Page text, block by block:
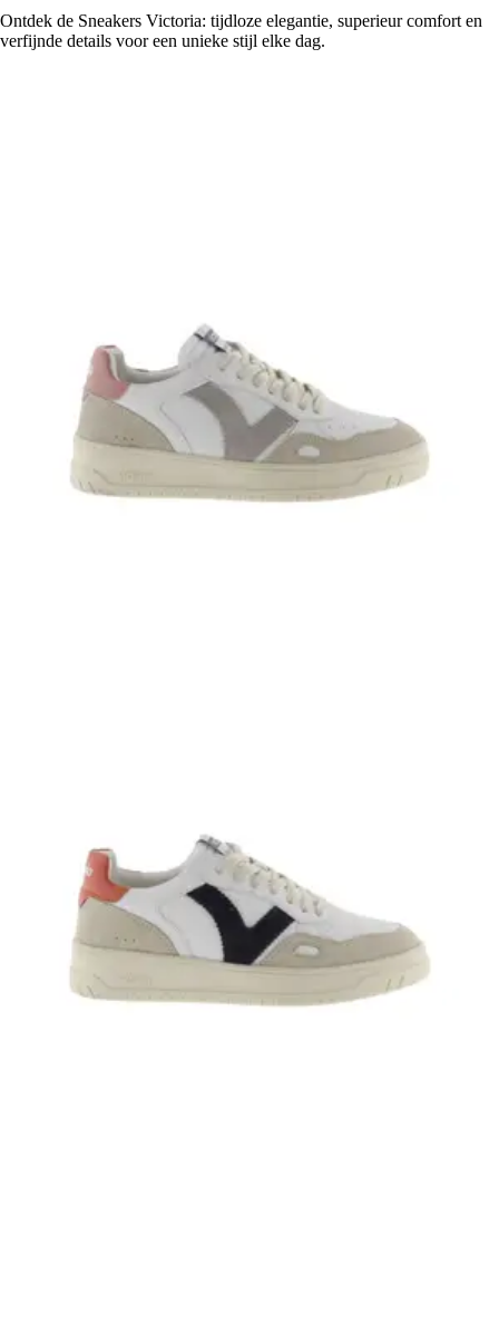
Ontdek de Sneakers Victoria: tijdloze elegantie, superieur comfort en
verfijnde details voor een unieke stijl elke dag.